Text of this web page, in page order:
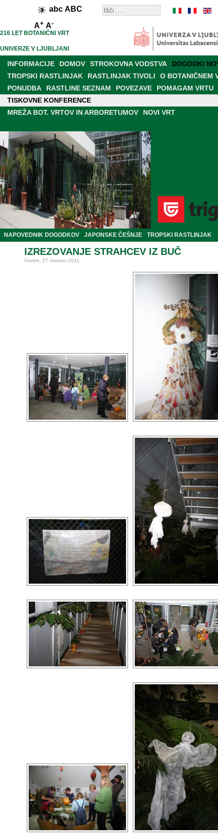
abc ABC
A+ A-
216 LET BOTANIČNI VRT
UNIVERZE V LJUBLJANI
INFORMACIJE DOMOV STROKOVNA VODSTVA DOGODKI
TISKOVNE KONFERENCE
TROPSKI RASTLINJAK RASTLINJAK TIVOLI
O BOTANIČNEM
PONUDBA
RASTLINE SEZNAM POVEZAVE
POMAGAM VRTU
PRODAJALNA
RAZISKAVE IN DELOVANJE
MREŽA BOT. VRTOV IN ARBORETUMOV
NOVI VRT
NAPOVEDNIK DOGODKOV JAPONSKE ČEŠNJE TROPSKI RASTLINJAK
IZREZOVANJE STRAHCEV IZ BUČ
četrtek, 27 oktober 2011